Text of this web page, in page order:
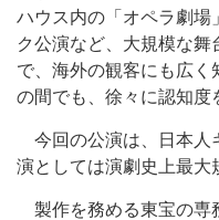
ハウス内の「オペラ劇場
ク公演など、大規模な
で、海外の観客にも広く
の間でも、徐々に認知度
今回の公演は、日本人
演としては演劇史上最大
製作を務める東宝の専